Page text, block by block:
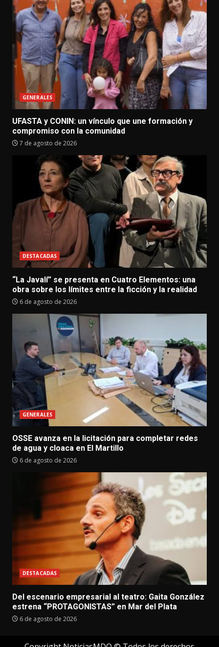
GENERALES
UFASTA y CONIN: un vínculo que une formación y
compromiso con la comunidad
7 de agosto de 2026
DESTACADAS
“La Javalí” se presenta en Cuatro Elementos: una
obra sobre los límites entre la ficción y la realidad
6 de agosto de 2026
GENERALES
OSSE avanza en la licitación para completar redes
de agua y cloaca en El Martillo
6 de agosto de 2026
DESTACADAS
Del escenario empresarial al teatro: Gaita González
estrena “PROTAGONISTAS” en Mar del Plata
6 de agosto de 2026